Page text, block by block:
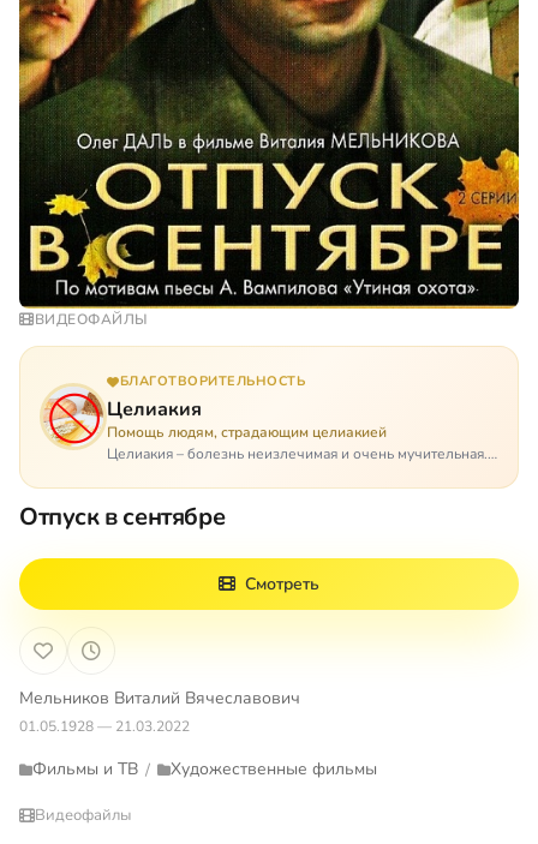
ВИДЕОФАЙЛЫ
БЛАГОТВОРИТЕЛЬНОСТЬ
Целиакия
Помощь людям, страдающим целиакией
Целиакия – болезнь неизлечимая и очень мучительная.
целиакией страдает в одиночестве, не представляя
опасности ни для кого, кроме своих п…
Отпуск в сентябре
Смотреть
Мельников Виталий Вячеславович
01.05.1928 — 21.03.2022
Фильмы и ТВ / Художественные фильмы
Видеофайлы